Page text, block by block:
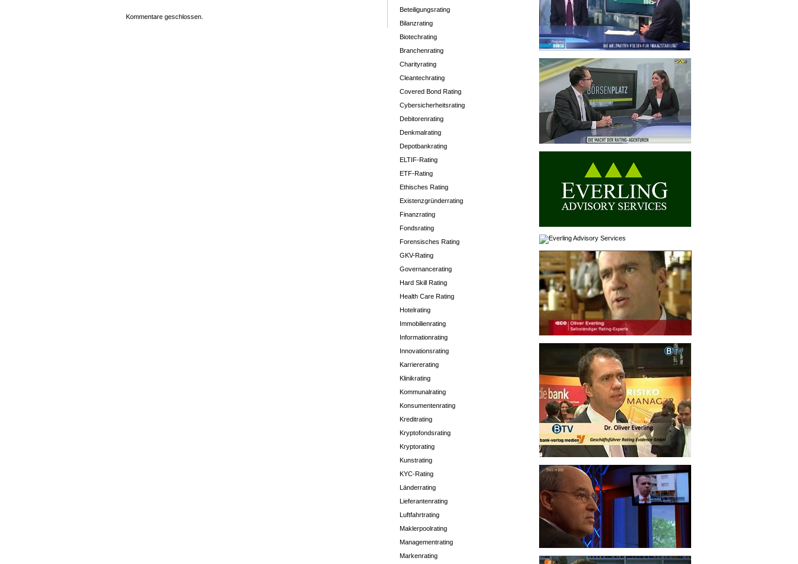
Kommentare geschlossen.
Beteiligungsrating
Bilanzrating
Biotechrating
Branchenrating
Charityrating
Cleantechrating
Covered Bond Rating
Cybersicherheitsrating
Debitorenrating
Denkmalrating
Depotbankrating
ELTIF-Rating
ETF-Rating
Ethisches Rating
Existenzgründerrating
Finanzrating
Fondsrating
Forensisches Rating
GKV-Rating
Governancerating
Hard Skill Rating
Health Care Rating
Hotelrating
Immobilienrating
Informationrating
Innovationsrating
Karriererating
Klinikrating
Kommunalrating
Konsumentenrating
Kreditrating
Kryptofondsrating
Kryptorating
Kunstrating
KYC-Rating
Länderrating
Lieferantenrating
Luftfahrtrating
Maklerpoolrating
Managementrating
Markenrating